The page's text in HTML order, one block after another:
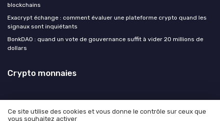
blockchains
Exacrypt échange : comment évaluer une plateforme crypto quand les
signaux sont inquiétants
BonkDAO : quand un vote de gouvernance suffit à vider 20 millions de
dollars
Crypto monnaies
Ce site utilise des cookies et vous donne le contrôle sur ceux que
vous souhaitez activer